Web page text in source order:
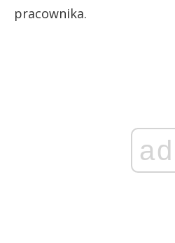
pracownika.
ad